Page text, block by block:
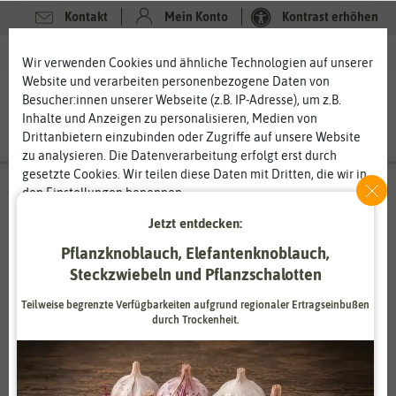
Kontakt Mein Konto Kontrast erhöhen
0 0
Feldsaaten Freudenberger
Feldsaaten seit 1948
GmbH & Co.KG wurde 1948 gegründet. Seit dem handelt und
Wiederaufbaus nach dem Krieg war die Sicherung der
Lebensmittel eine der elementaren Grundlagen. Und noch
heute ist Saatgut ein wichtiges Produkt mit Zukunft. Heute
Wir verwenden Cookies und ähnliche Technologien auf unserer
Website und verarbeiten personenbezogene Daten von
Besucher:innen unserer Webseite (z.B. IP-Adresse), um z.B.
Inhalte und Anzeigen zu personalisieren, Medien von
Drittanbietern einzubinden oder Zugriffe auf unsere Website
zu analysieren. Die Datenverarbeitung erfolgt erst durch
gesetzte Cookies. Wir teilen diese Daten mit Dritten, die wir in
den Einstellungen benennen.
eines berechtigten Interesses erfolgen. Die Zustimmung kann
erteilt oder abgelehnt werden. Es besteht das Recht, nicht
einzuwilligen und die Einwilligung zu einem späteren
Informationen zur Verwendung personenbezogener Daten und
den Diensten erklären wir in unsererDaten­schutz­erklärung
Essenziell Statistik
Jetzt entdecken:
Pflanzknoblauch, Elefantenknoblauch,
Steckzwiebeln und Pflanzschalotten
Teilweise begrenzte Verfügbarkeiten aufgrund regionaler Ertragseinbußen
durch Trockenheit.